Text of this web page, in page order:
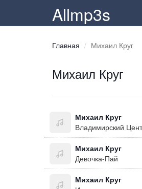
Allmp3s
Главная Михаил Круг
Михаил Круг
Михаил Круг
Владимирский
Михаил Круг
Девочка-Пай
Михаил Круг